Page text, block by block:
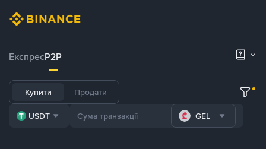
ЕкспресP2P
Купити Продати
USDT GEL